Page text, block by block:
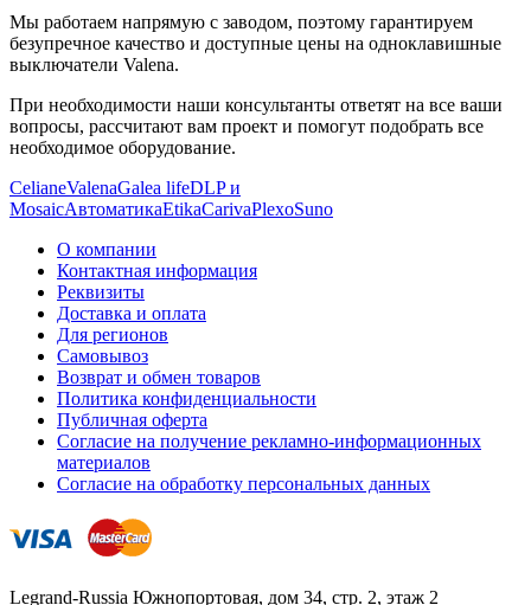
Мы работаем напрямую с заводом, поэтому гарантируем
безупречное качество и доступные цены на одноклавишные
выключатели Valena.
При необходимости наши консультанты ответят на все ваши
вопросы, рассчитают вам проект и помогут подобрать все
необходимое оборудование.
CelianeValenaGalea lifeDLP и
MosaicАвтоматикаEtikaCarivaPlexoSuno
О компании
Контактная информация
Реквизиты
Доставка и оплата
Для регионов
Самовывоз
Возврат и обмен товаров
Политика конфиденциальности
Публичная оферта
Согласие на получение рекламно-информационных
материалов
Согласие на обработку персональных данных
Legrand-Russia Южнопортовая, дом 34, стр. 2, этаж 2